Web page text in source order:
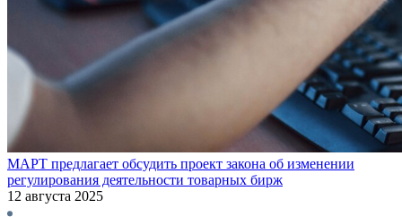
МАРТ предлагает обсудить проект закона об изменении
регулирования деятельности товарных бирж
12 августа 2025